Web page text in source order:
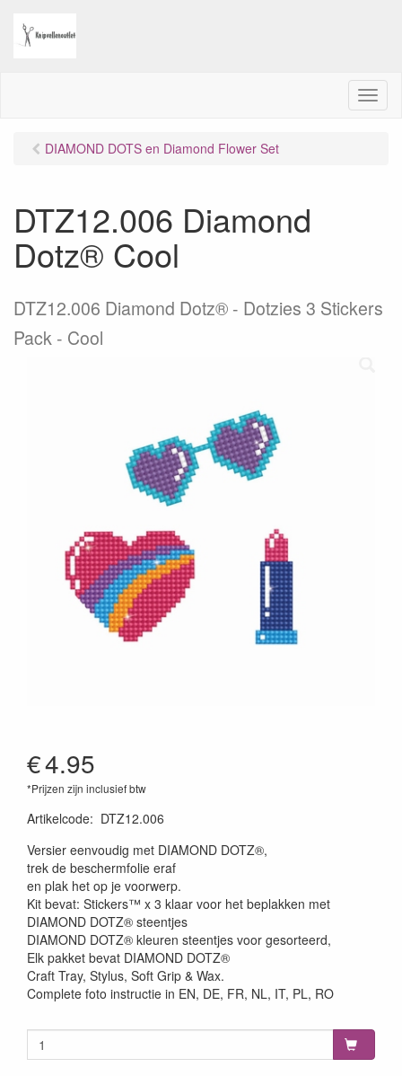
M
e
DIAMOND DOTS en Diamond Flower Set
DTZ12.006 Diamond
Dotz® Cool
DTZ12.006 Diamond Dotz® - Dotzies 3 Stickers
Pack - Cool
€4.95
*Prijzen zijn inclusief btw
Artikelcode: DTZ12.006
Versier eenvoudig met DIAMOND DOTZ®,
trek de beschermfolie eraf
en plak het op je voorwerp.
Kit bevat: Stickers™ x 3 klaar voor het beplakken met
DIAMOND DOTZ® steentjes
DIAMOND DOTZ® kleuren steentjes voor gesorteerd,
Elk pakket bevat DIAMOND DOTZ®
Craft Tray, Stylus, Soft Grip & Wax.
Complete foto instructie in EN, DE, FR, NL, IT, PL, RO